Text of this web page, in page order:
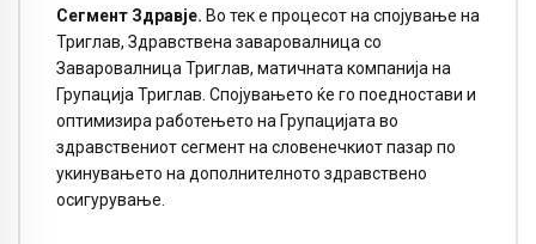
Сегмент Здравје. Во тек е процесот на спојување на
Триглав, Здравствена заваровалница со
Заваровалница Триглав, матичната компанија на
Групација Триглав. Спојувањето ќе го поедностави и
оптимизира работењето на Групацијата во
здравствениот сегмент на словенечкиот пазар по
укинувањето на дополнителното здравствено
осигурување.